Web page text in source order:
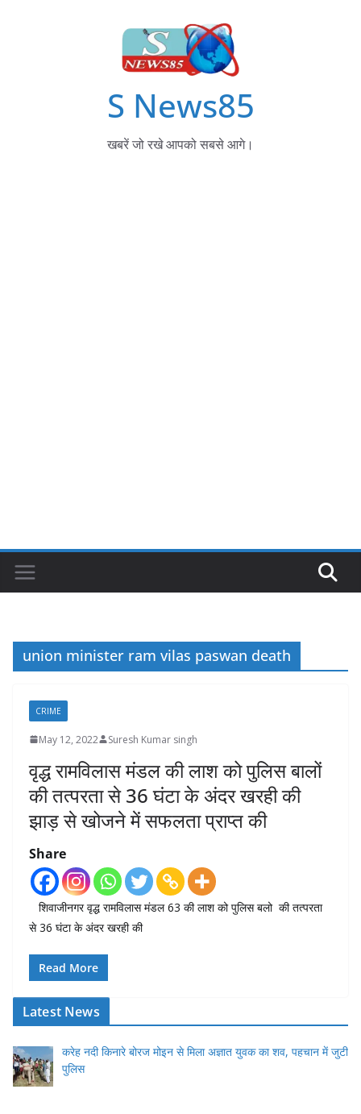
S News85
खबरें जो रखे आपको सबसे आगे।
union minister ram vilas paswan death
CRIME
May 12, 2022 Suresh Kumar singh
वृद्ध रामविलास मंडल की लाश को पुलिस बालों
की तत्परता से 36 घंटा के अंदर खरही की
झाड़ से खोजने में सफलता प्राप्त की
Share
शिवाजीनगर वृद्ध रामविलास मंडल 63 की लाश को पुलिस बलो की तत्परता
से 36 घंटा के अंदर खरही की
Read More
Latest News
करेह नदी किनारे बोरज मोइन से मिला अज्ञात युवक का शव, पहचान में जुटी
पुलिस